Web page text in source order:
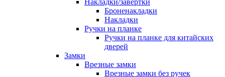
Накладки/завертки
Броненакладки
Накладки
Ручки на планке
Ручки на планке для китайских
дверей
Замки
Врезные замки
Врезные замки без ручек